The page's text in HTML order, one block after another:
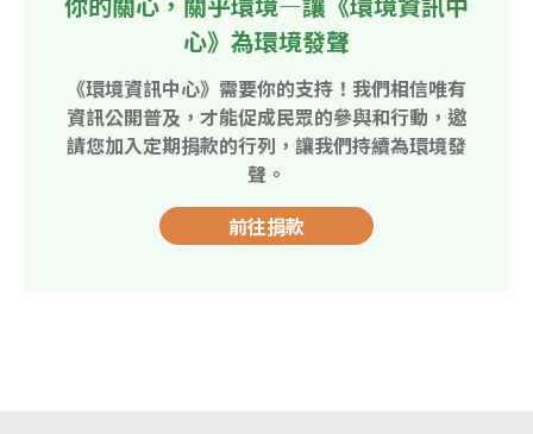
心》為環境發聲
《環境資訊中心》需要你的支持！我們相信唯有
資訊公開普及，才能促成民眾的參與和行動，邀
請您加入定期捐款的行列，讓我們持續為環境發
聲。
前往捐款